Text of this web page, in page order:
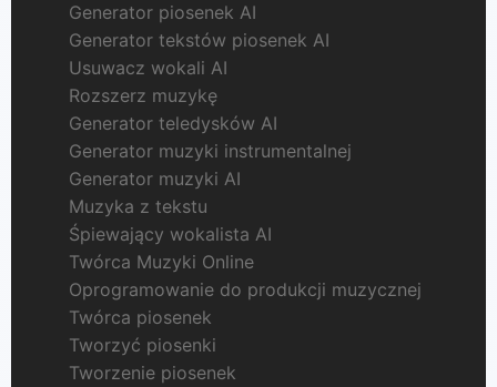
Generator piosenek AI
Generator tekstów piosenek AI
Usuwacz wokali AI
Rozszerz muzykę
Generator teledysków AI
Generator muzyki instrumentalnej
Generator muzyki AI
Muzyka z tekstu
Śpiewający wokalista AI
Twórca Muzyki Online
Oprogramowanie do produkcji muzycznej
Twórca piosenek
Tworzyć piosenki
Tworzenie piosenek